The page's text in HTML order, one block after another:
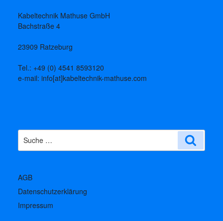
Kabeltechnik Mathuse GmbH
Bachstraße 4
23909 Ratzeburg
Tel.: +49 (0) 4541 8593120
e-mail: info[at]kabeltechnik-mathuse.com
nach:
AGB
Datenschutzerklärung
Impressum